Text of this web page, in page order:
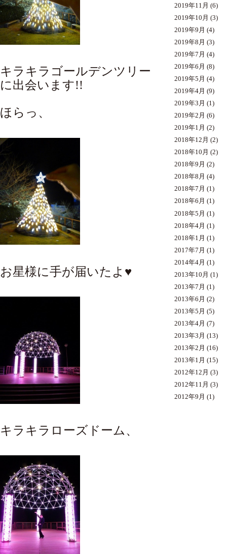
キラキラゴールデンツリー
に出会います!!
ほらっ、
お星様に手が届いたよ♥
キラキラローズドーム、
2019年11月 (6)
2019年10月 (3)
2019年9月 (4)
2019年8月 (3)
2019年7月 (4)
2019年6月 (8)
2019年5月 (4)
2019年4月 (9)
2019年3月 (1)
2019年2月 (6)
2019年1月 (2)
2018年12月 (2)
2018年10月 (2)
2018年9月 (2)
2018年8月 (4)
2018年7月 (1)
2018年6月 (1)
2018年5月 (1)
2018年4月 (1)
2018年1月 (1)
2017年7月 (1)
2014年4月 (1)
2013年10月 (1)
2013年7月 (1)
2013年6月 (2)
2013年5月 (5)
2013年4月 (7)
2013年3月 (13)
2013年2月 (16)
2013年1月 (15)
2012年12月 (3)
2012年11月 (3)
2012年9月 (1)